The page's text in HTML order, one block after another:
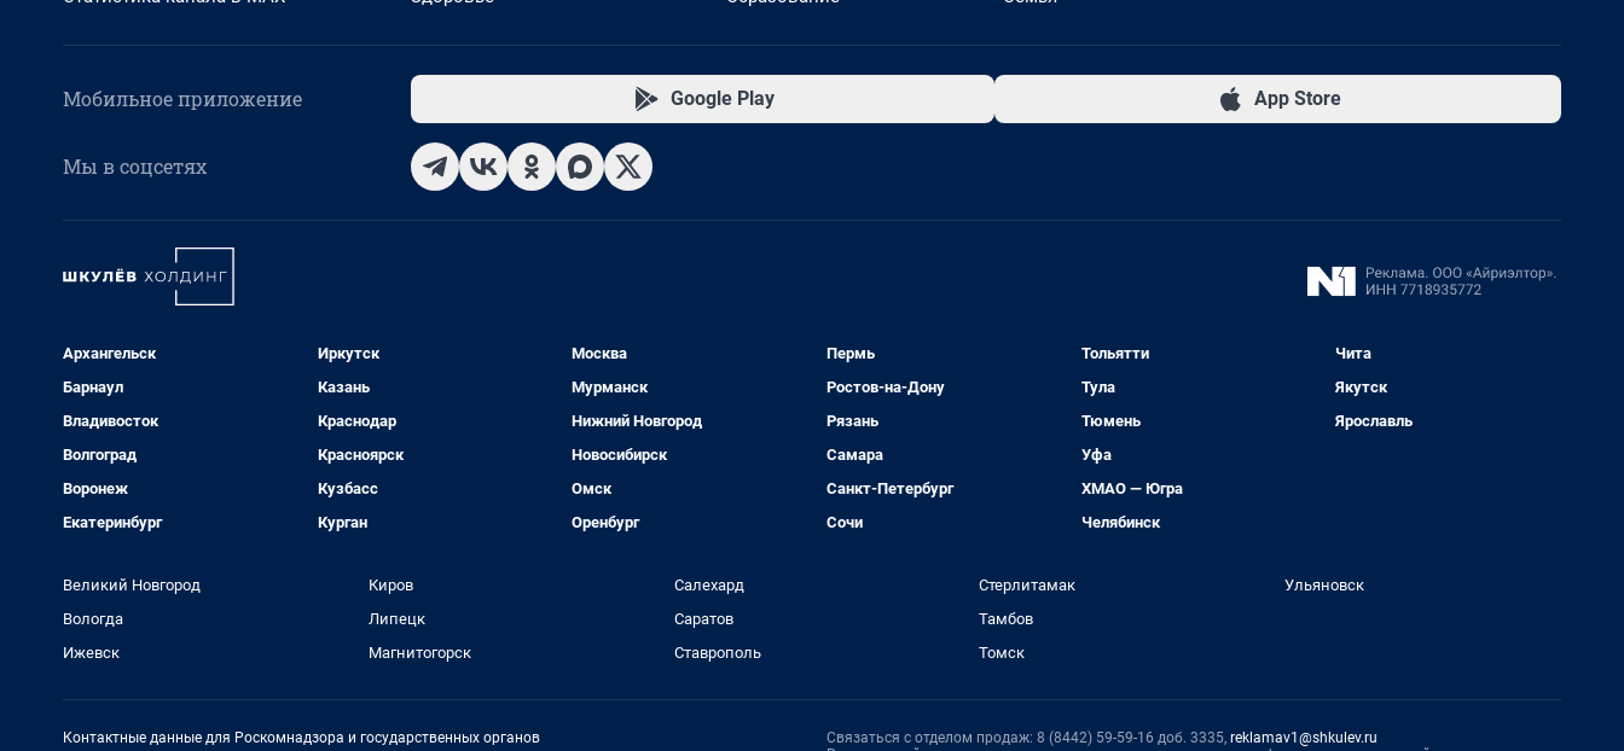
Мобильное приложение Google Play App Store
Мы в соцсетях
Архангельск
Барнаул
Владивосток
Волгоград
Воронеж
Екатеринбург
Иркутск
Казань
Краснодар
Красноярск
Кузбасс
Курган
Москва
Мурманск
Нижний Новгород
Новосибирск
Омск
Оренбург
Пермь
Ростов-на-Дону
Рязань
Самара
Санкт-Петербург
Сочи
Тольятти
Тула
Тюмень
Уфа
ХМАО — Югра
Челябинск
Чита
Якутск
Ярославль
Великий Новгород
Вологда
Ижевск
Киров
Липецк
Магнитогорск
Салехард
Саратов
Ставрополь
Стерлитамак
Тамбов
Томск
Ульяновск
Контактные данные для Роскомнадзора и государственных органов Связаться с отделом продаж: 8 (8442) 59-59-16 доб. 3335, reklamav1@shkulev.ru